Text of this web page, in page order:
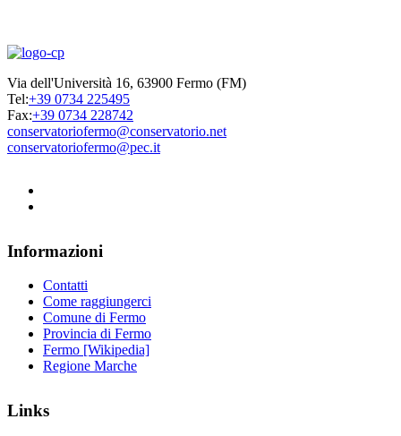
Via dell'Università 16, 63900 Fermo (FM)
Tel:+39 0734 225495
Fax:+39 0734 228742
conservatoriofermo@conservatorio.net
conservatoriofermo@pec.it
Informazioni
Contatti
Come raggiungerci
Comune di Fermo
Provincia di Fermo
Fermo [Wikipedia]
Regione Marche
Links